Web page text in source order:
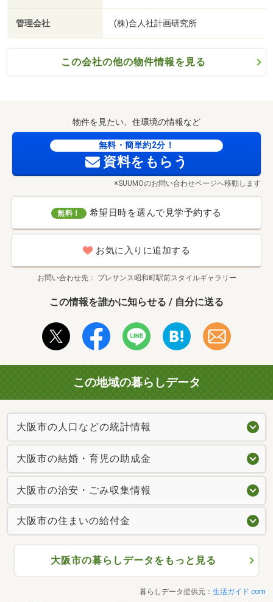
管理会社 (株)合人社計画研究所
この会社の他の物件情報を見る
物件を見たい、住環境の情報など
無料・簡単約2分！
資料をもらう
※SUUMOのお問い合わせページへ移動します
無料！ 希望日時を選んで見学予約する
お気に入りに追加する
お問い合わせ先 プレサンス昭和町駅前スタイルギャラリー
この情報を誰かに知らせる / 自分に送る
この地域の暮らしデータ
大阪市の人口などの統計情報
大阪市の結婚・育児の助成金
大阪市の治安・ごみ収集情報
大阪市の住まいの給付金
大阪市の暮らしデータをもっと見る
暮らしデータ提供元： 生活ガイド.com